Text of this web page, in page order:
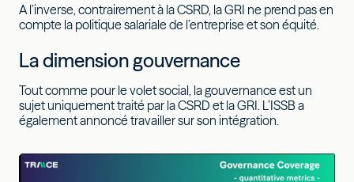
A l’inverse, contrairement à la CSRD, la GRI ne prend pas en
compte la politique salariale de l’entreprise et son équité.
La dimension gouvernance
Tout comme pour le volet social, la gouvernance est un
sujet uniquement traité par la CSRD et la GRI. L’ISSB a
également annoncé travailler sur son intégration.